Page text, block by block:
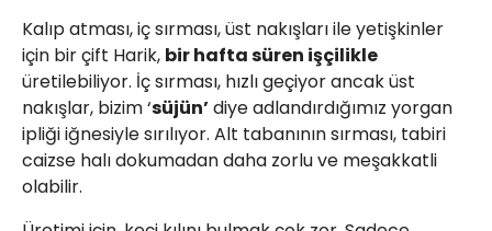
Kalıp atması, iç sırması, üst nakışları ile yetişkinler
için bir çift Harik, bir hafta süren işçilikle
üretilebiliyor. İç sırması, hızlı geçiyor ancak üst
nakışlar, bizim ‘süjün’diye adlandırdığımız yorgan
ipliği iğnesiyle sırılıyor. Alt tabanının sırması, tabiri
caizse halı dokumadan daha zorlu ve meşakkatli
olabilir.